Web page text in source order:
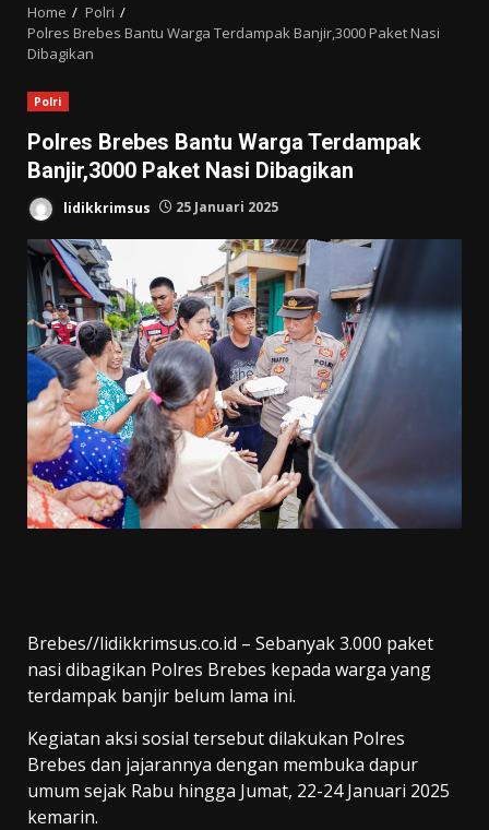
Home
Polri
Polres Brebes Bantu Warga Terdampak Banjir,3000 Paket Nasi
Dibagikan
Polri
Polres Brebes Bantu Warga Terdampak
Banjir,3000 Paket Nasi Dibagikan
lidikkrimsus 25 Januari 2025
Brebes//lidikkrimsus.co.id – Sebanyak 3.000 paket
nasi dibagikan Polres Brebes kepada warga yang
terdampak banjir belum lama ini.
Kegiatan aksi sosial tersebut dilakukan Polres
Brebes dan jajarannya dengan membuka dapur
umum sejak Rabu hingga Jumat, 22-24 Januari 2025
kemarin.